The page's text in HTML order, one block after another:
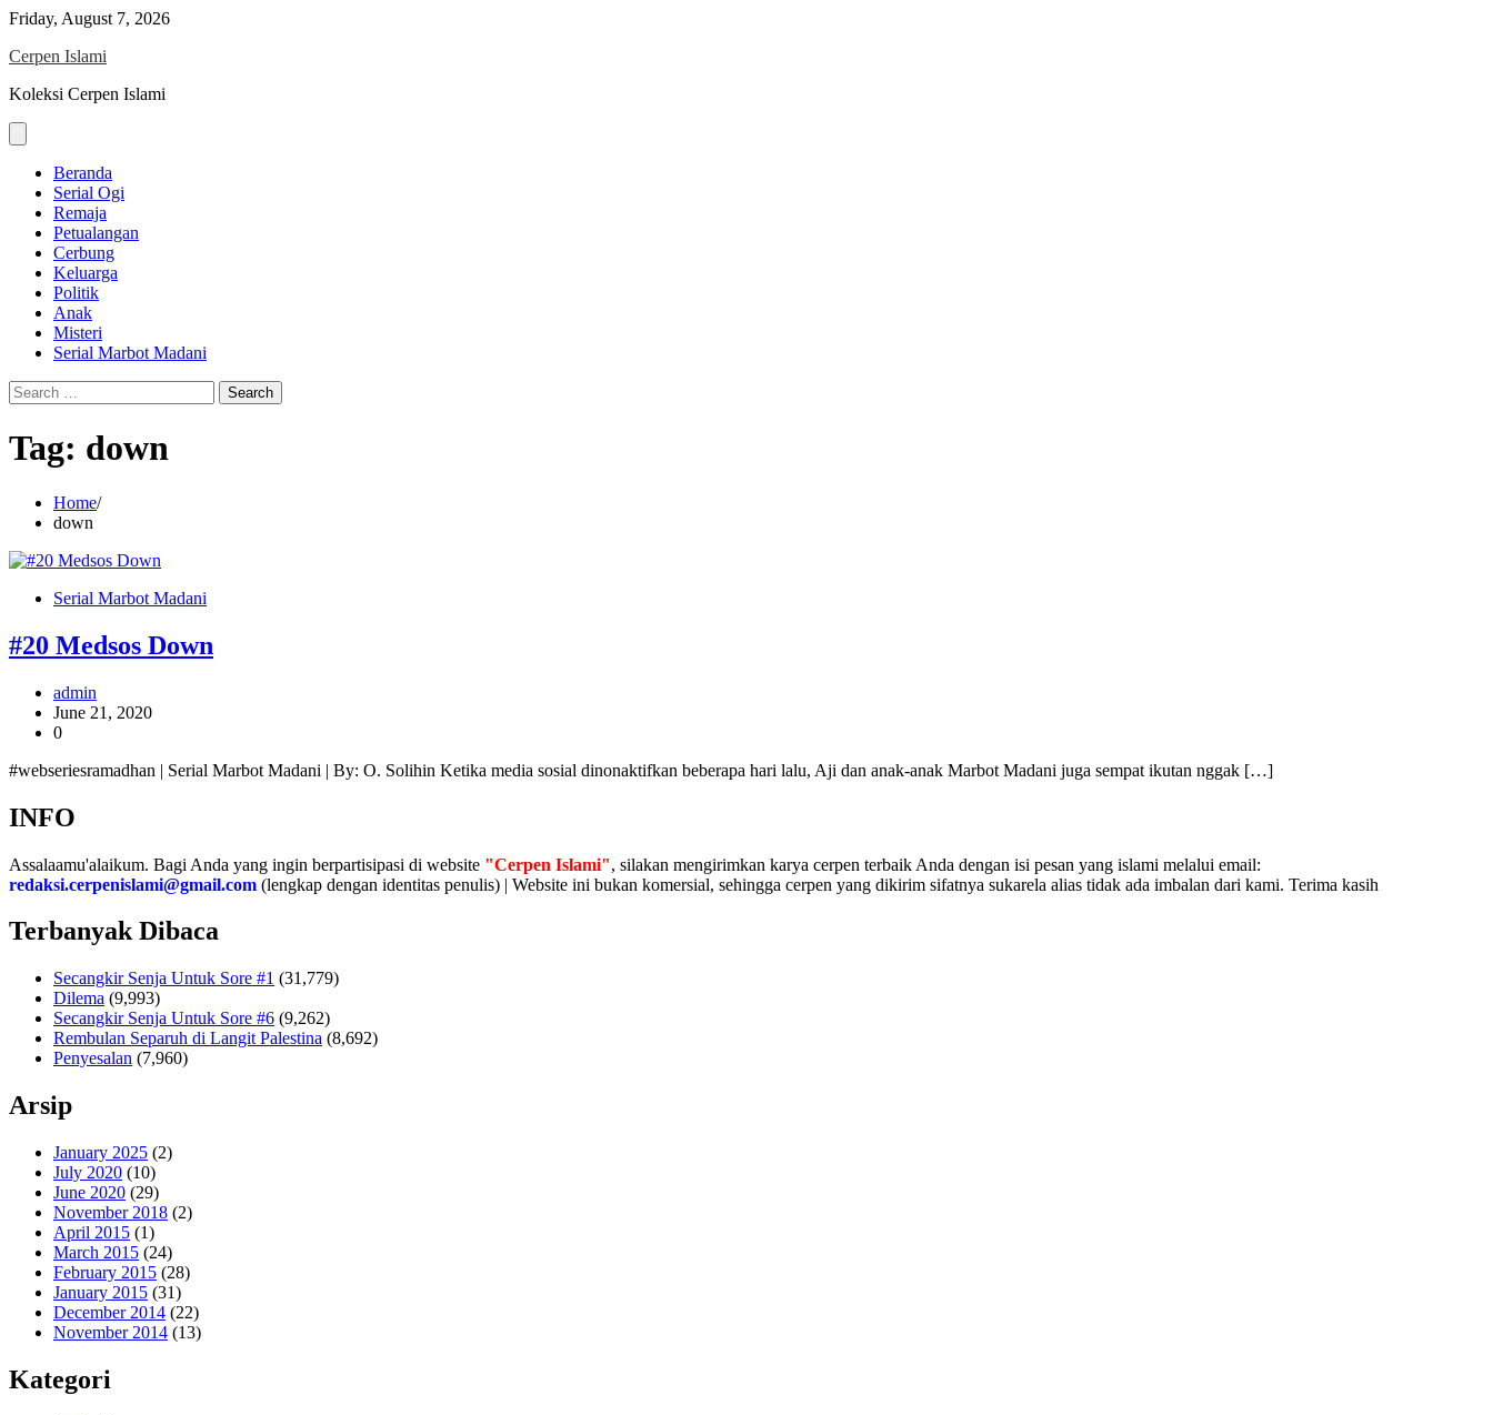
Skip
content
Friday, August 7, 2026
Cerpen Islami
Koleksi Cerpen Islami
Beranda
Serial Ogi
Remaja
Petualangan
Cerbung
Keluarga
Politik
Anak
Misteri
Serial Marbot Madani
Search
for:
Tag: down
Home
down
Serial Marbot Madani
#20 Medsos Down
admin
June 21, 2020
0
#webseriesramadhan | Serial Marbot Madani | By: O. Solihin Ketika media sosial dinonaktifkan beberapa hari lalu, Aji dan anak-anak Marbot Madani juga sempat ikutan nggak […]
INFO
Assalaamu'alaikum. Bagi Anda yang ingin berpartisipasi di website "Cerpen Islami", silakan mengirimkan karya cerpen terbaik Anda dengan isi pesan yang islami melalui email:
redaksi.cerpenislami@gmail.com (lengkap dengan identitas penulis) | Website ini bukan komersial, sehingga cerpen yang dikirim sifatnya sukarela alias tidak ada imbalan dari kami. Terima kasih
Terbanyak Dibaca
Secangkir Senja Untuk Sore #1 (31,779)
Dilema (9,993)
Secangkir Senja Untuk Sore #6 (9,262)
Rembulan Separuh di Langit Palestina (8,692)
Penyesalan (7,960)
Arsip
January 2025 (2)
July 2020 (10)
June 2020 (29)
November 2018 (2)
April 2015 (1)
March 2015 (24)
February 2015 (28)
January 2015 (31)
December 2014 (22)
November 2014 (13)
Kategori